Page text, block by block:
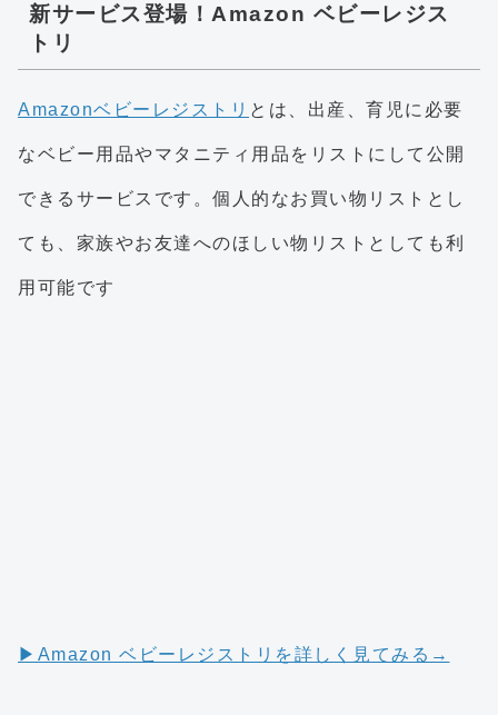
新サービス登場！Amazon ベビーレジス
トリ
Amazonベビーレジストリ とは、出産、育児に必要
なベビー用品やマタニティ用品をリストにして公開
できるサービスです。個人的なお買い物リストとし
ても、家族やお友達へのほしい物リストとしても利
用可能です
▶︎Amazon ベビーレジストリを詳しく見てみる→